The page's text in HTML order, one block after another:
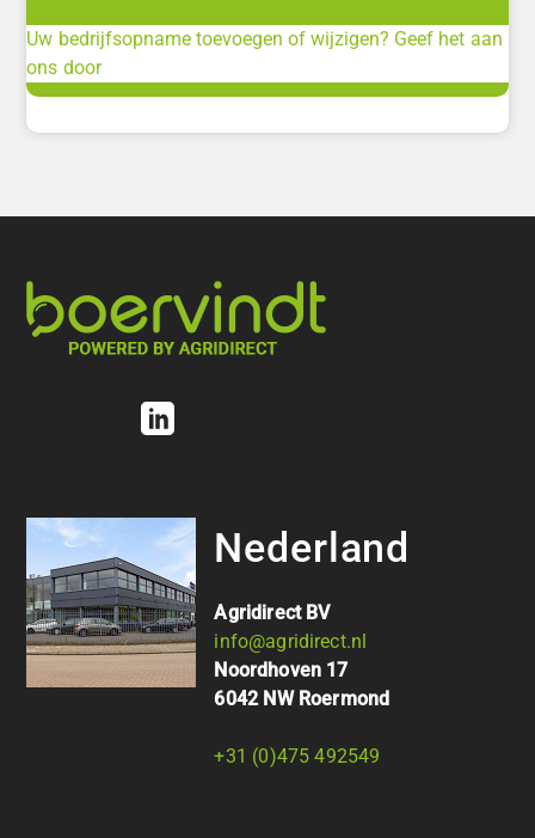
Uw bedrijfsopname toevoegen of wijzigen? Geef het aan
ons door
Nederland
Agridirect BV
info@agridirect.nl
Noordhoven 17
6042 NW Roermond
+31 (0)475 492549